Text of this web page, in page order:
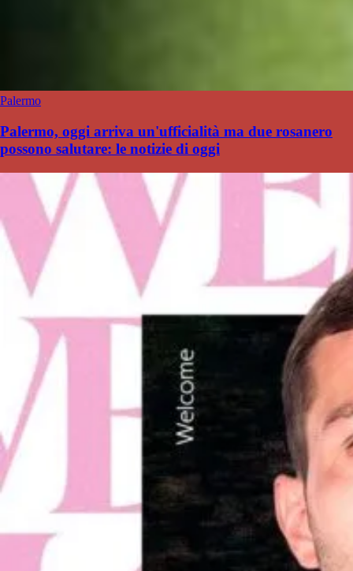
Palermo
Palermo, oggi arriva un'ufficialità ma due rosanero
possono salutare: le notizie di oggi